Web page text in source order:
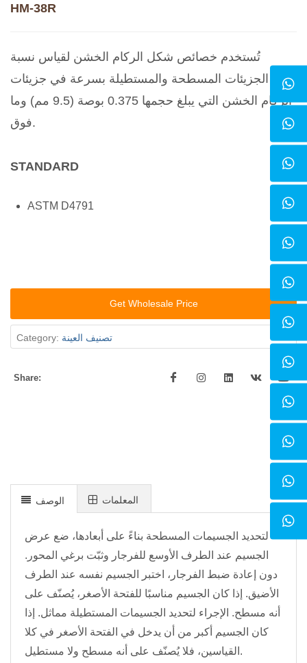
HM-38R
تُستخدم خصائص شكل الركام الخشن لقياس نسبة
الجزيئات المسطحة والمستطيلة بسرعة في جزيئات
الركام الخشن التي يبلغ حجمها 0.375 بوصة (9.5 مم) وما
فوق.
STANDARD
ASTM D4791
Get Wholesale Price
Category: تصنيف العينة
Share:
الوصف المعلمات
لتحديد الجسيمات المسطحة بناءً على أبعادها، ضع عرض
الجسيم عند الطرف الأوسع للفرجار وثبّت برغي المحور.
دون إعادة ضبط الفرجار، اختبر الجسيم نفسه عند الطرف
الأضيق. إذا كان الجسيم مناسبًا للفتحة الأصغر، يُصنّف على
أنه مسطح. الإجراء لتحديد الجسيمات المستطيلة مماثل. إذا
كان الجسيم أكبر من أن يدخل في الفتحة الأصغر في كلا
القياسين، فلا يُصنّف على أنه مسطح ولا مستطيل.